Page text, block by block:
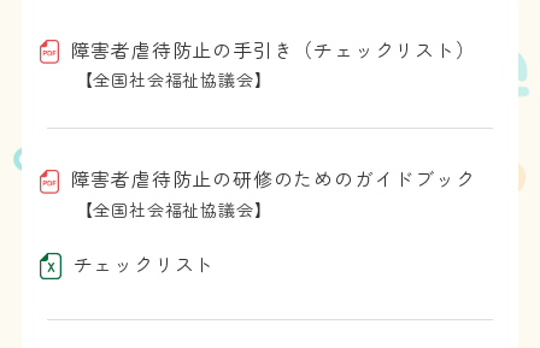
障害者虐待防止の手引き（チェックリスト）
【全国社会福祉協議会】
障害者虐待防止の研修のためのガイドブック
【全国社会福祉協議会】
チェックリスト